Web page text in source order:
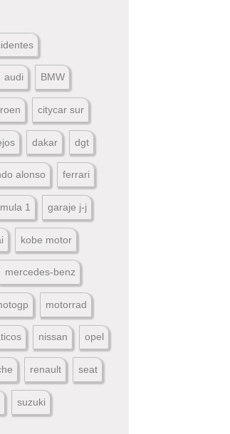
audi BMW
citycar sur
dakar dgt
alonso ferrari
1 garaje j-j
kobe motor
mercedes-benz
motorrad
nissan opel
renault seat
suzuki